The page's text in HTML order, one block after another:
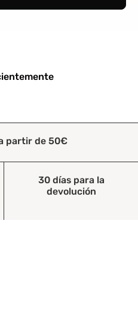
partir de 50€
30 días para la
devolución